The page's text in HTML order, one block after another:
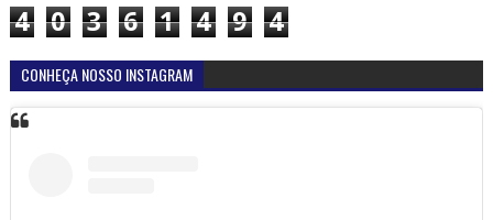
4 0 3 6 1 4 9 4
CONHEÇA NOSSO INSTAGRAM